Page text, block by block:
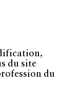
du site
du